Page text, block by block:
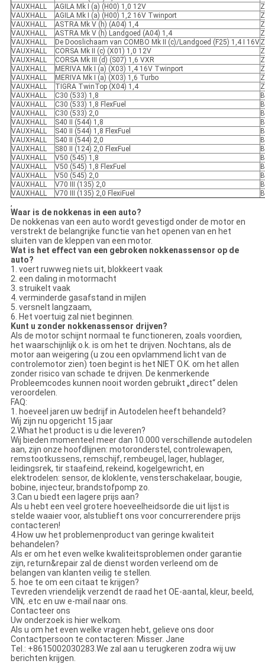
VAUXHALL
AGILA Mk I (a) (H00) 1,0 12V
VAUXHALL
AGILA Mk I (a) (H00) 1,2 16V Twinport
VAUXHALL
ASTRA Mk V (h) (A04) 1,4
VAUXHALL
ASTRA Mk V (h) Landgoed (A04) 1,4
VAUXHALL
De Dooslichaam van COMBO Mk II (c)/Landgoed (F25) 1,4 I 16V
VAUXHALL
CORSA Mk II (c) (X01) 1,0 12V
VAUXHALL
CORSA Mk III (d) (S07) 1,6 VXR
VAUXHALL
MERIVA Mk I (a) (X03) 1,4 16V Twinport
VAUXHALL
MERIVA Mk I (a) (X03) 1,6 Turbo
VAUXHALL
TIGRA TwinTop (X04) 1,4
VAUXHALL
C30 (533) 1,8
VAUXHALL
C30 (533) 1,8 FlexFuel
VAUXHALL
C30 (533) 2,0
VAUXHALL
S40 II (544) 1,8
VAUXHALL
S40 II (544) 1,8 FlexFuel
VAUXHALL
S40 II (544) 2,0
VAUXHALL
S80 II (124) 2,0 FlexFuel
VAUXHALL
V50 (545) 1,8
VAUXHALL
V50 (545) 1,8 FlexFuel
VAUXHALL
V50 (545) 2,0
VAUXHALL
V70 III (135) 2,0
VAUXHALL
V70 III (135) 2,0 FlexiFuel
‚
Waar is de nokkenas in een auto?
De nokkenas van een auto wordt gevestigd onder de motor en
verstrekt de belangrijke functie van het openen van en het
sluiten van de kleppen van een motor.
Wat is het effect van een gebroken nokkenassensor op de
auto?
1. voert ruwweg niets uit, blokkeert vaak
2. een daling in motormacht
3. struikelt vaak
4. verminderde gasafstand in mijlen
5. versnelt langzaam,
6. Het voertuig zal niet beginnen.
Kunt u zonder nokkenassensor drijven?
Als de motor schijnt normaal te functioneren, zoals voordien,
het waarschijnlijk o.k. is om het te drijven. Nochtans, als de
motor aan weigering (u zou een opvlammend licht van de
controlemotor zien) toen begint is het NIET O.K. om het allen
zonder risico van schade te drijven. De kenmerkende
Probleemcodes kunnen nooit worden gebruikt „direct“ delen
veroordelen.
FAQ:
1. hoeveel jaren uw bedrijf in Autodelen heeft behandeld?
Wij zijn nu opgericht 15 jaar
2.What het product is u die leveren?
Wij bieden momenteel meer dan 10.000 verschillende autodelen
aan, zijn onze hoofdlijnen: motoronderstel, controlewapen,
remstootkussens, remschijf, rembeugel, lager, hublager,
leidingsrek, tir staafeind, rekeind, kogelgewricht, en
elektrodelen: sensor, de kloklente, vensterschakelaar, bougie,
bobine, injecteur, brandstofpomp zo.
3.Can u biedt een lagere prijs aan?
Als u hebt een veel grotere hoeveelheidsorde die uit lijst is
stelde waaier voor, alstublieft ons voor concurrerendere prijs
contacteren!
4.How uw het problemenproduct van geringe kwaliteit
behandelen?
Als er om het even welke kwaliteitsproblemen onder garantie
zijn, return&repair zal de dienst worden verleend om de
belangen van klanten veilig te stellen.
5. hoe te om een citaat te krijgen?
Tevreden vriendelijk verzendt de raad het OE-aantal, kleur, beeld,
VIN, .etc en uw e-mail naar ons.
Contacteer ons
Uw onderzoek is hier welkom.
Als u om het even welke vragen hebt, gelieve ons door
Contactpersoon te contacteren: Misser. Jane
Tel.: +8615002030283.We zal aan u terugkeren zodra wij uw
berichten krijgen.